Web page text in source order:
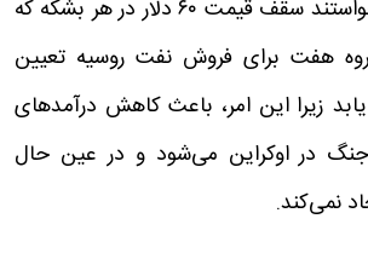
از کمیسیون اروپا خواستند سقف قیمت ۶۰ دلار در هر بشکه که
هفت برای فروش نفت روسیه تعیین
زیرا این امر، باعث کاهش درآمدهای
در اوکراین می‌شود و در عین حال
نمی‌کند.